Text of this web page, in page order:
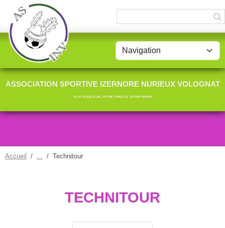
ASSOCIATION SPORTIVE IZERNORE NURIEUX VOLOGNAT
PLUS QU'UN CLUB, VOTRE FAMILLE, NOTRE AVENIR
Accueil Technitour
TECHNITOUR
Panneau de gestion des cookies